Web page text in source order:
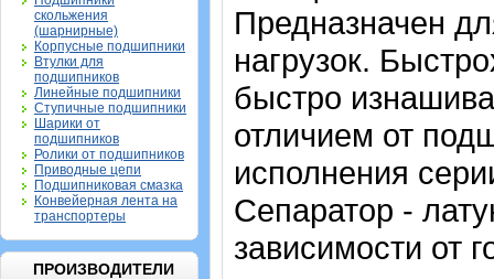
скольжения
(шарнирные)
Корпусные подшипники
Втулки для
подшипников
Линейные подшипники
Ступичные подшипники
Шарики от
подшипников
Ролики от подшипников
Приводные цепи
Подшипниковая смазка
Конвейерная лента на
транспортеры
ПРОИЗВОДИТЕЛИ
Предназначен
нагрузок.
быстро
отличием от
исполнения
Сепаратор -
зависимости от